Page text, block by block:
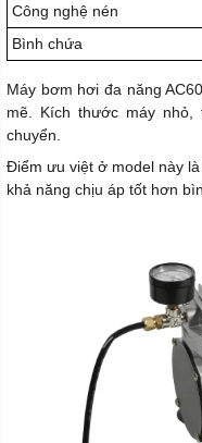
Công nghệ nén
Bình chứa
Máy bơm hơi đa năng
mẽ. Kích thước máy
chuyển.
Điểm ưu việt ở model này
khả năng chịu áp tốt hơn